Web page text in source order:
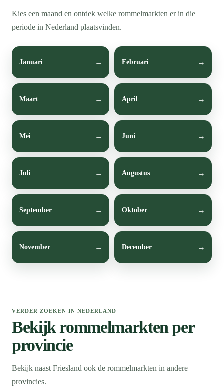
Kies een maand en ontdek welke rommelmarkten er in die
periode in Nederland plaatsvinden.
Januari Februari
Maart April
Mei Juni
Juli Augustus
September Oktober
November December
VERDER ZOEKEN IN NEDERLAND
Bekijk rommelmarkten per
provincie
Bekijk naast Friesland ook de rommelmarkten in andere
provincies.